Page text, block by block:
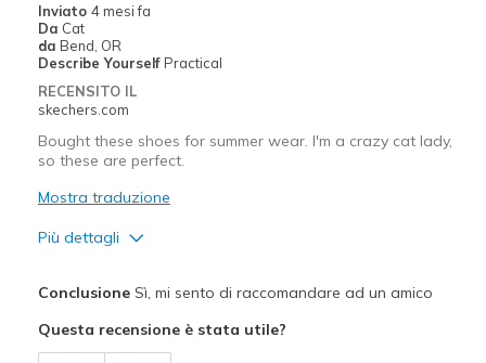
View On Shoes
Inviato 4 mesi fa
Da Cat
da Bend, OR
Describe Yourself Practical
RECENSITO IL
skechers.com
Bought these shoes for summer wear. I'm a crazy cat lady,
so these are perfect.
Mostra traduzione
Più dettagli
Comfortable
ConclusioneSì, mi sento di raccomandare ad un amico
Questa recensione è stata utile?